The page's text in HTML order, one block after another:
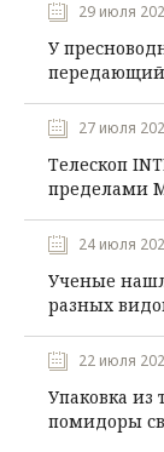
29 июля
У
27 июля
Телескоп
пределами
24 июля
Ученые
разных
22 июля
Упаковка из
помидоры